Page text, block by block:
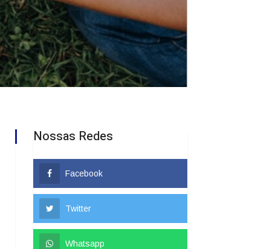
Nossas Redes
Facebook
Twitter
Whatsapp